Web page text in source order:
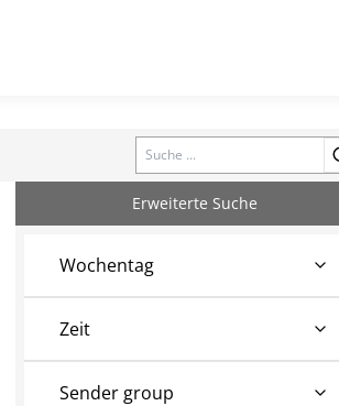
Search
Erweiterte Suche
Wochentag
Zeit
Sender group